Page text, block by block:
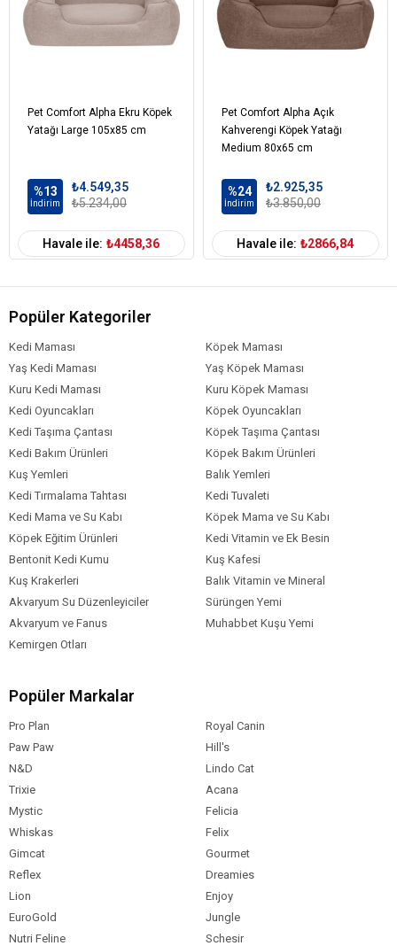
Pet Comfort Alpha Ekru Köpek
Yatağı Large 105x85 cm
%13
İndirim
₺4.549,35
₺5.234,00
Havale ile: ₺4458,36
Pet Comfort Alpha Açık
Kahverengi Köpek Yatağı
Medium 80x65 cm
%24
İndirim
₺2.925,35
₺3.850,00
Havale ile: ₺2866,84
Popüler Kategoriler
Kedi Maması
Köpek Maması
Yaş Kedi Maması
Yaş Köpek Maması
Kuru Kedi Maması
Kuru Köpek Maması
Kedi Oyuncakları
Köpek Oyuncakları
Kedi Taşıma Çantası
Köpek Taşıma Çantası
Kedi Bakım Ürünleri
Köpek Bakım Ürünleri
Kuş Yemleri
Balık Yemleri
Kedi Tırmalama Tahtası
Kedi Tuvaleti
Kedi Mama ve Su Kabı
Köpek Mama ve Su Kabı
Köpek Eğitim Ürünleri
Kedi Vitamin ve Ek Besin
Bentonit Kedi Kumu
Kuş Kafesi
Kuş Krakerleri
Balık Vitamin ve Mineral
Akvaryum Su Düzenleyiciler
Sürüngen Yemi
Akvaryum ve Fanus
Muhabbet Kuşu Yemi
Kemirgen Otları
Popüler Markalar
Pro Plan
Royal Canin
Paw Paw
Hill's
N&D
Lindo Cat
Trixie
Acana
Mystic
Felicia
Whiskas
Felix
Gimcat
Gourmet
Reflex
Dreamies
Lion
Enjoy
EuroGold
Jungle
Nutri Feline
Schesir